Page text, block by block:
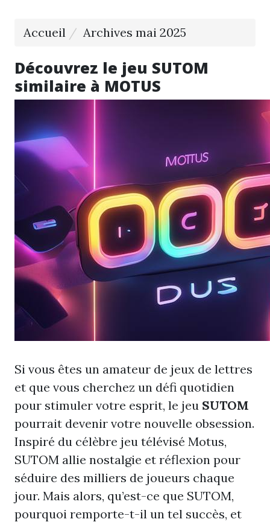
Accueil Archives mai 2025
Découvrez le jeu SUTOM
similaire à MOTUS
Si vous êtes un amateur de jeux de lettres
et que vous cherchez un défi quotidien
pour stimuler votre esprit, le jeu SUTOM
pourrait devenir votre nouvelle obsession.
Inspiré du célèbre jeu télévisé Motus,
SUTOM allie nostalgie et réflexion pour
séduire des milliers de joueurs chaque
jour. Mais alors, qu’est-ce que SUTOM,
pourquoi remporte-t-il un tel succès, et